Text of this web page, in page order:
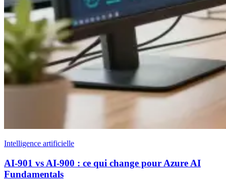
Intelligence artificielle
AI-901 vs AI-900 : ce qui change pour Azure AI
Fundamentals